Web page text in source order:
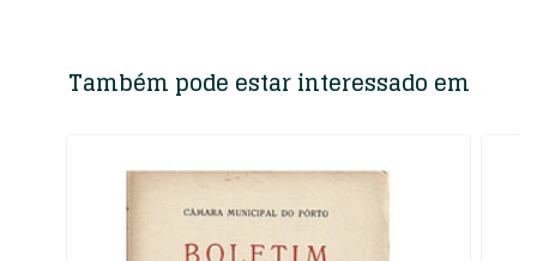
Também pode estar interessado em